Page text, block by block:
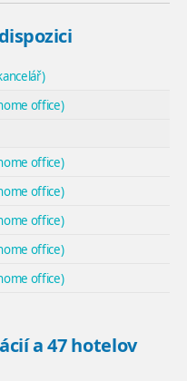
office)
office)
office)
office)
office)
office)
a 47 hotelov